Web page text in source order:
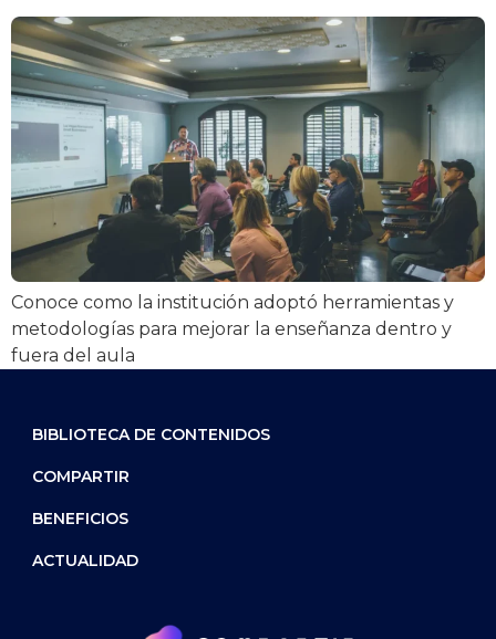
Conoce como la institución adoptó herramientas y
metodologías para mejorar la enseñanza dentro y
fuera del aula
BIBLIOTECA DE CONTENIDOS
COMPARTIR
BENEFICIOS
ACTUALIDAD